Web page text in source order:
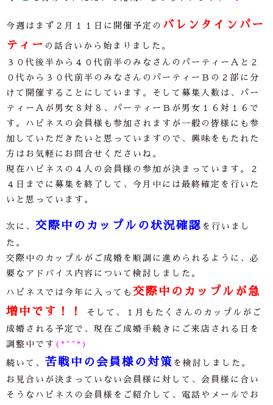
今週はまず２月１１日に開催予定の バレンタインパー
ティー の話合いから始まりました。
３０代後半から４０代前半のみなさんのパーティーＡと２
０代から３０代前半のみなさんのパーティーＢの２部に分
けて開催することにしています。そして募集人数は、パー
ティーＡが男女８対８、パーティーＢが男女１６対１６で
す。ハピネスの会員様も参加されますが一般の皆様にも参
加していただきたいと思っていますので、興味をもたれた
方はお気軽にお問合せくださいね。
現在ハピネスの４人の会員様の参加が決まっています。２
４日までに募集を終了して、今月中には最終確定を行いた
いと思っています。
次に、 交際中のカップルの状況確認 を行いまし
た。
交際中のカップルがご成婚を順調に進められるように、必
要なアドバイス内容について検討しました。
ハピネスでは今年に入っても 交際中のカップルが急
増中です！！
そして、１月もたくさんのカップルがご
成婚される予定で、現在ご成婚手続きにご来店される日を
調整中です (*^^*)
続いて、 苦戦中の会員様の対策 を検討しました。
お見合いが決まっていない会員様に対して、会員様に合い
そうなハピネスの会員様をご紹介して、電話やメールでお